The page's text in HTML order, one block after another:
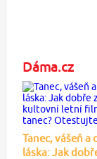
Dáma.cz
Tanec, vášeň a
láska: Jak